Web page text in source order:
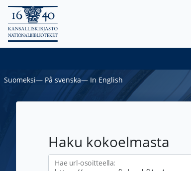
Suomeksi― På svenska― In English
Haku kokoelmasta
Hae url-osoitteella: